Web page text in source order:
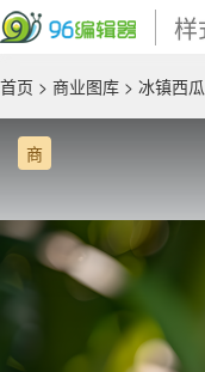
样
首页 > 商业图库 > 冰镇西
商